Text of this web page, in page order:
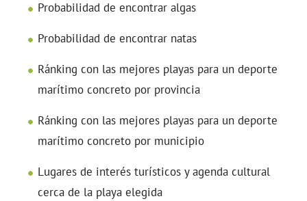
Probabilidad de encontrar algas
Probabilidad de encontrar natas
Ránking con las mejores playas para un deporte
marítimo concreto por provincia
Ránking con las mejores playas para un deporte
marítimo concreto por municipio
Lugares de interés turísticos y agenda cultural
cerca de la playa elegida